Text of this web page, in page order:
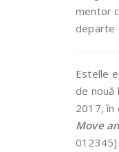
mentor
departe
Estelle
de nouă
2017, în
Move
012345]